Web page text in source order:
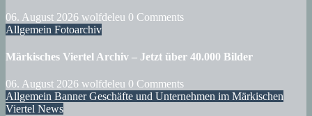
06. August 2026 wolfdeleu 0 Comments
Allgemein Fotoarchiv
Märkisches Viertel Archiv – Jetzt über 40.000 Bilder
06. August 2026 wolfdeleu 0 Comments
Allgemein BannerGeschäfte und Unternehmen im Märkischen
Viertel News